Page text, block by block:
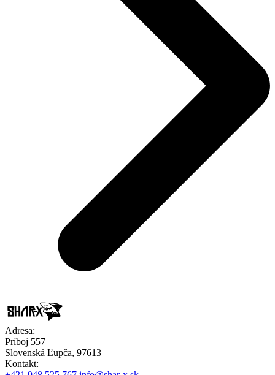
Adresa:
Príboj 557
Slovenská Ľupča, 97613
Kontakt: